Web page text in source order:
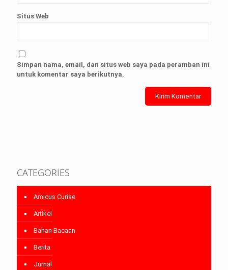
Situs Web
Simpan nama, email, dan situs web saya pada peramban ini
untuk komentar saya berikutnya.
CATEGORIES
Amicus Curiae
Artikel
Bahan Bacaan
Berita
Jurnal